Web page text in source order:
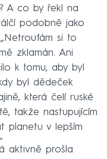
A co by řekl na
podobně jako
si to
zklamán. Ani
k tomu, aby byl
byl dědeček
která čelí ruské
takže nastupujícím
planetu v lepším
aktivně prošla